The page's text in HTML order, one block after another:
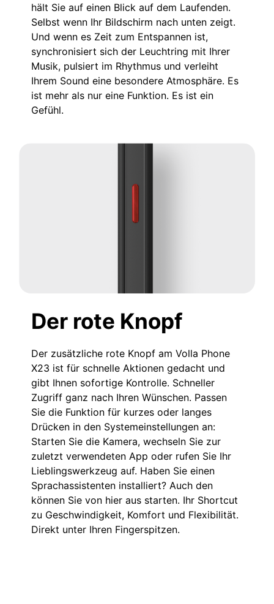
hält Sie auf einen Blick auf dem Laufenden.
Selbst wenn Ihr Bildschirm nach unten zeigt.
Und wenn es Zeit zum Entspannen ist,
synchronisiert sich der Leuchtring mit Ihrer
Musik, pulsiert im Rhythmus und verleiht
Ihrem Sound eine besondere Atmosphäre. Es
ist mehr als nur eine Funktion. Es ist ein
Gefühl.
Der rote Knopf
Der zusätzliche rote Knopf am Volla Phone
X23 ist für schnelle Aktionen gedacht und
gibt Ihnen sofortige Kontrolle. Schneller
Zugriff ganz nach Ihren Wünschen. Passen
Sie die Funktion für kurzes oder langes
Drücken in den Systemeinstellungen an:
Starten Sie die Kamera, wechseln Sie zur
zuletzt verwendeten App oder rufen Sie Ihr
Lieblingswerkzeug auf. Haben Sie einen
Sprachassistenten installiert? Auch den
können Sie von hier aus starten. Ihr Shortcut
zu Geschwindigkeit, Komfort und Flexibilität.
Direkt unter Ihren Fingerspitzen.